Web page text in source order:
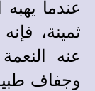
عندما
ثمينة،
عنه
وجفاف